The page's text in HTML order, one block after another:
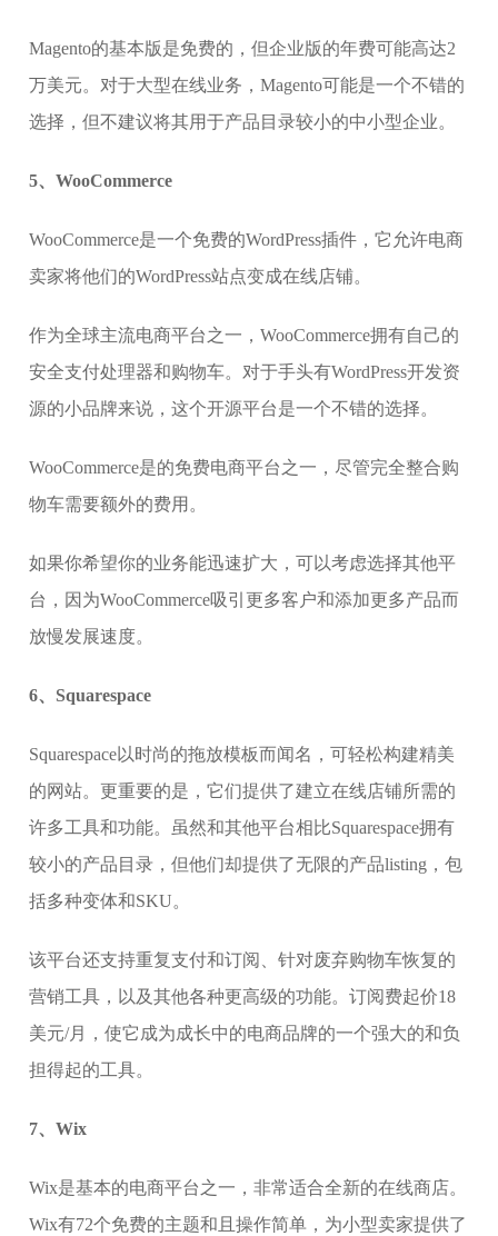
Magento的基本版是免费的，但企业版的年费可能高达2
万美元。对于大型在线业务，Magento可能是一个不错的
选择，但不建议将其用于产品目录较小的中小型企业。
5、WooCommerce
WooCommerce是一个免费的WordPress插件，它允许电商
卖家将他们的WordPress站点变成在线店铺。
作为全球主流电商平台之一，WooCommerce拥有自己的
安全支付处理器和购物车。对于手头有WordPress开发资
源的小品牌来说，这个开源平台是一个不错的选择。
WooCommerce是的免费电商平台之一，尽管完全整合购
物车需要额外的费用。
如果你希望你的业务能迅速扩大，可以考虑选择其他平
台，因为WooCommerce吸引更多客户和添加更多产品而
放慢发展速度。
6、Squarespace
Squarespace以时尚的拖放模板而闻名，可轻松构建精美
的网站。更重要的是，它们提供了建立在线店铺所需的
许多工具和功能。虽然和其他平台相比Squarespace拥有
较小的产品目录，但他们却提供了无限的产品listing，包
括多种变体和SKU。
该平台还支持重复支付和订阅、针对废弃购物车恢复的
营销工具，以及其他各种更高级的功能。订阅费起价18
美元/月，使它成为成长中的电商品牌的一个强大的和负
担得起的工具。
7、Wix
Wix是基本的电商平台之一，非常适合全新的在线商店。
Wix有72个免费的主题和且操作简单，为小型卖家提供了